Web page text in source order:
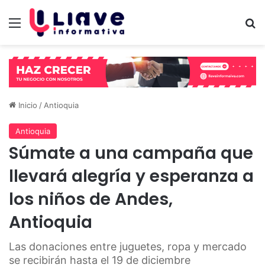
Menú
Inicio / Antioquia
Antioquia
Súmate a una campaña que
llevará alegría y esperanza a
los niños de Andes,
Antioquia
Las donaciones entre juguetes, ropa y mercado
se recibirán hasta el 19 de diciembre